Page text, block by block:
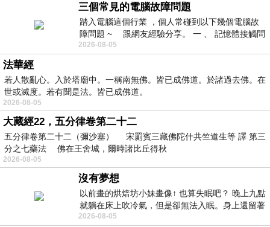
三個常見的電腦故障問題
踏入電腦這個行業 ，個人常碰到以下幾個電腦故
障問題 ~ 跟網友經驗分享。 一 、 記憶體接觸問
題 : 記憶體即
2026-08-05
法華經
若人散亂心。入於塔廟中。一稱南無佛。皆已成佛道。於諸過去佛。在
世或滅度。若有聞是法。皆已成佛道。
2026-08-05
大藏經22，五分律卷第二十二
五分律卷第二十二（彌沙塞） 宋罽賓三藏佛陀什共竺道生等 譯 第三
分之七藥法 佛在王舍城，爾時諸比丘得秋
2026-08-05
沒有夢想
以前畫的烘焙坊小妹畫像↑ 也算失眠吧？ 晚上九點
就躺在床上吹冷氣，但是卻無法入眠。身上還留著
四點多跑的六公里的疲
2026-08-05